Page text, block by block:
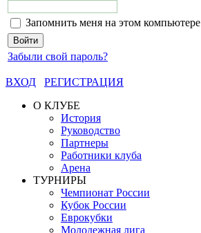
Запомнить меня на этом компьютере
Забыли свой пароль?
ВХОД
РЕГИСТРАЦИЯ
О КЛУБЕ
История
Руководство
Партнеры
Работники клуба
Арена
ТУРНИРЫ
Чемпионат России
Кубок России
Еврокубки
Молодежная лига